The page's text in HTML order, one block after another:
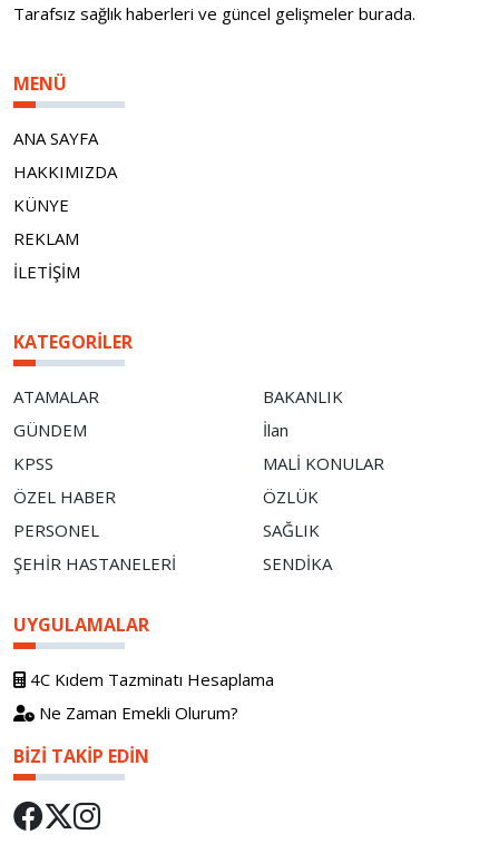
Tarafsız sağlık haberleri ve güncel gelişmeler burada.
MENÜ
ANA SAYFA
HAKKIMIZDA
KÜNYE
REKLAM
İLETİŞİM
KATEGORILER
ATAMALAR
BAKANLIK
GÜNDEM
İlan
KPSS
MALİ KONULAR
ÖZEL HABER
ÖZLÜK
PERSONEL
SAĞLIK
ŞEHİR HASTANELERİ
SENDİKA
UYGULAMALAR
4C Kıdem Tazminatı Hesaplama
Ne Zaman Emekli Olurum?
BIZI TAKIP EDIN